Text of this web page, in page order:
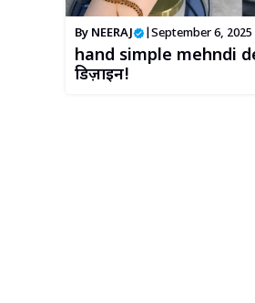
By NEERAJ September 6, 2025
hand simple mehndi
डिज़ाइन!